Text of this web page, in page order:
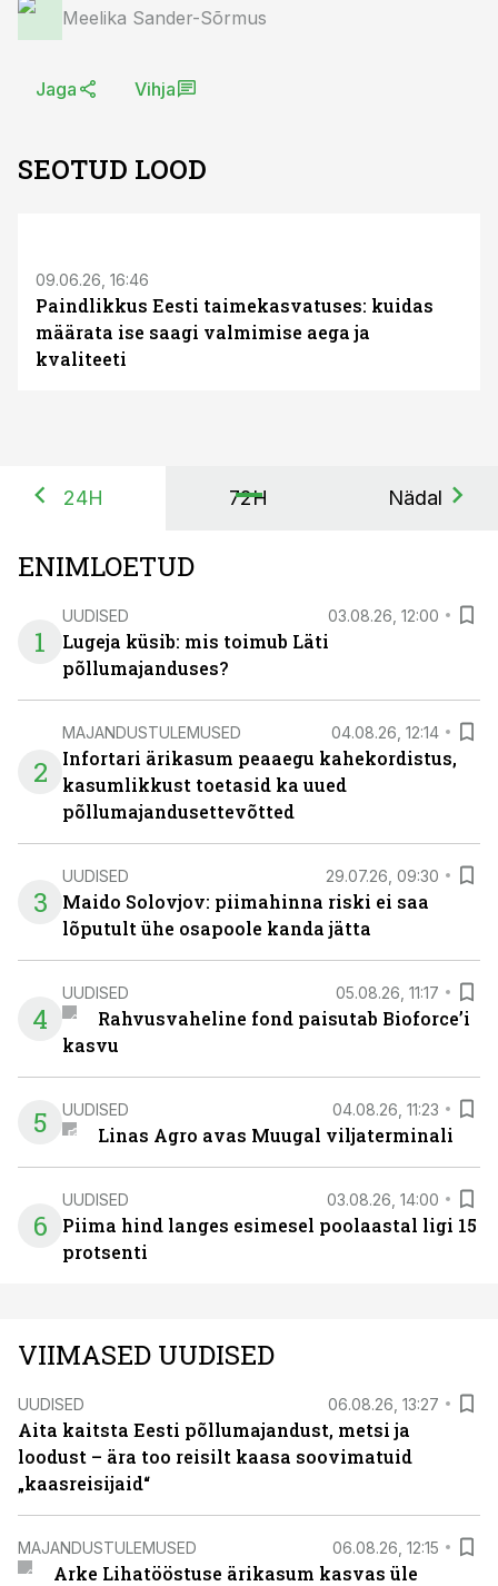
Meelika Sander-Sõrmus
Jaga Vihja
SEOTUD LOOD
09.06.26, 16:46
Paindlikkus Eesti taimekasvatuses: kuidas
määrata ise saagi valmimise aega ja
kvaliteeti
24H 72H Nädal
ENIMLOETUD
1
UUDISED 03.08.26, 12:00
Lugeja küsib: mis toimub Läti
põllumajanduses?
2
MAJANDUSTULEMUSED 04.08.26, 12:14
Infortari ärikasum peaaegu kahekordistus,
kasumlikkust toetasid ka uued
põllumajandusettevõtted
3
UUDISED 29.07.26, 09:30
Maido Solovjov: piimahinna riski ei saa
lõputult ühe osapoole kanda jätta
4
UUDISED 05.08.26, 11:17
Rahvusvaheline fond paisutab Bioforce’i
kasvu
5 UUDISED 04.08.26, 11:23
Linas Agro avas Muugal viljaterminali
6
UUDISED 03.08.26, 14:00
Piima hind langes esimesel poolaastal ligi 15
protsenti
VIIMASED UUDISED
UUDISED 06.08.26, 13:27
Aita kaitsta Eesti põllumajandust, metsi ja
loodust – ära too reisilt kaasa soovimatuid
„kaasreisijaid“
MAJANDUSTULEMUSED 06.08.26, 12:15
Arke Lihatööstuse ärikasum kasvas üle